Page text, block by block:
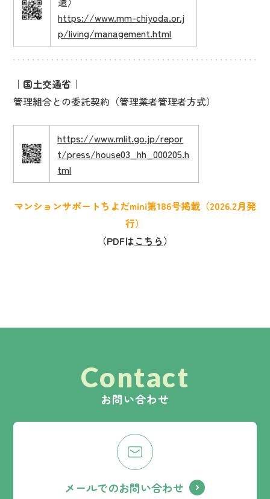
https://www.mm-chiyoda.or.j
p/living/management.html
｜国土交通省｜
管理組合との委託契約（管理業者管理者方式）
https://www.mlit.go.jp/repor
t/press/house03_hh_000205.h
tml
マンションサポートちよだmini第186号掲載（2026.2月発
行）
（PDFはこちら）
Contact
お問い合わせ
メールでのお問い合わせ